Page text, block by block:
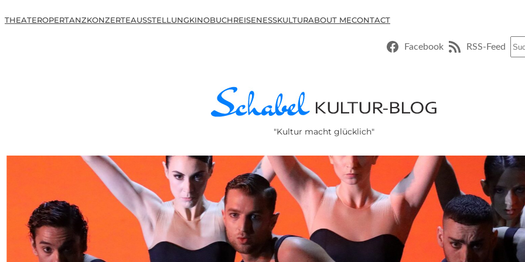
THEATEROPERTANZKONZERTEAUSSTELLUNGKINOBUCHREISENESSKULTURABOUT MECONTACT
Facebook RSS-Feed
"Kultur macht glücklich"